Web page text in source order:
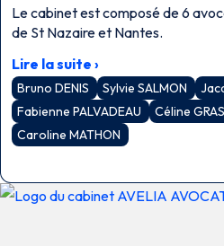
Le cabinet est composé de 6
de St Nazaire et Nantes.
Lire la suite ›
Bruno DENIS Sylvie SALMON
Fabienne PALVADEAU
Céline GRAS
Caroline MATHON